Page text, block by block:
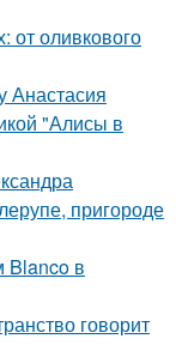
от оливкового
Анастасия
"Алисы в
пригороде
Blanco в
говорит